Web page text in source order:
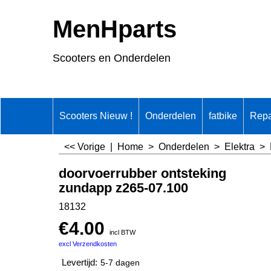
MenHparts
Scooters en Onderdelen
Scooters Nieuw ! Onderdelen fatbike
<< Vorige Home > Onderdelen > Elektra >
doorvoerrubber ontsteking
zundapp z265-07.100
18132
€4.00
incl BTW
excl Verzendkosten
Levertijd: 5-7 dagen